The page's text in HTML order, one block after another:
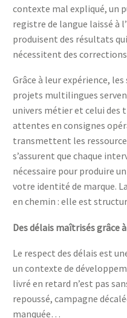
contexte mal expliqué, un
registre de langue laissé à
produisent des résultats
nécessitent des
Grâce à leur expérience,
projets multilingues
univers métier et celui des
attentes en consignes
transmettent les
s’assurent que chaque
nécessaire pour produire
votre identité de marque.
en chemin : elle est
Des délais maîtrisés grâce
Le respect des délais est
un contexte de
livré en retard n’est pas
repoussé, campagne
manquée…